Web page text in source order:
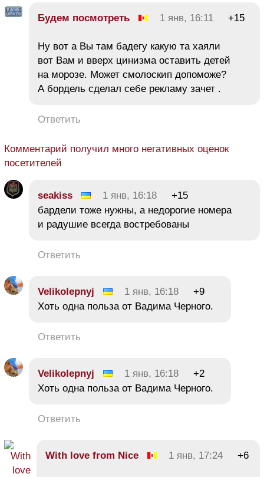
Будем посмотреть 1 янв, 16:11 +15
Ну вот а Вы там бадегу какую та хаяли
вот Вам и вверх цинизма оставить детей
на морозе. Может смолоскип допоможе?
А бордель сделал себе рекламу зачет .
Ответить
Комментарий получил много негативных оценок
посетителей
seakiss 1 янв, 16:18
+15
бардели тоже нужны, а недорогие номера
и радушие всегда востребованы
Ответить
Velikolepnyj 1 янв, 16:18
+9
Хоть одна польза от Вадима Черного.
Ответить
Velikolepnyj 1 янв, 16:18
+2
Хоть одна польза от Вадима Черного.
Ответить
With love from Nice 1 янв, 17:24 +6